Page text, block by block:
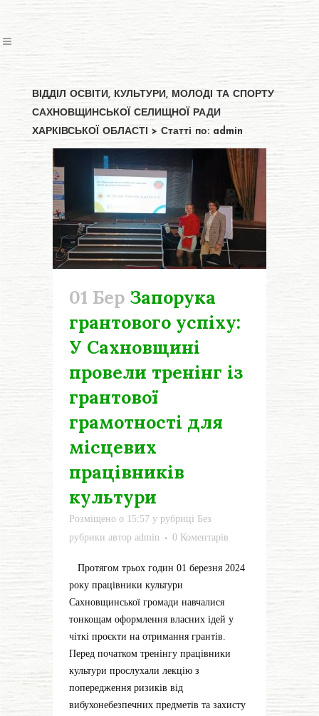
ВІДДІЛ ОСВІТИ, КУЛЬТУРИ, МОЛОДІ ТА СПОРТУ
САХНОВЩИНСЬКОЇ СЕЛИЩНОЇ РАДИ
ХАРКІВСЬКОЇ ОБЛАСТІ > Статті по: admin
01 Бер Запорука
грантового успіху:
У Сахновщині
провели тренінг із
грантової
грамотності для
місцевих
працівників
культури
Розміщено о 15:57 у рубриці Без
рубрики автор admin 0 Коментарів
Протягом трьох годин 01 березня 2024
року працівники культури
Сахновщинської громади навчалися
тонкощам оформлення власних ідей у
чіткі проєкти на отримання грантів.
Перед початком тренінгу працівники
культури прослухали лекцію з
попередження ризиків від
вибухонебезпечних предметів та захисту